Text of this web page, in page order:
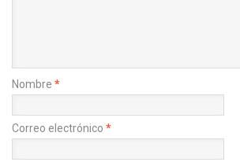
Nombre *
Correo electrónico *